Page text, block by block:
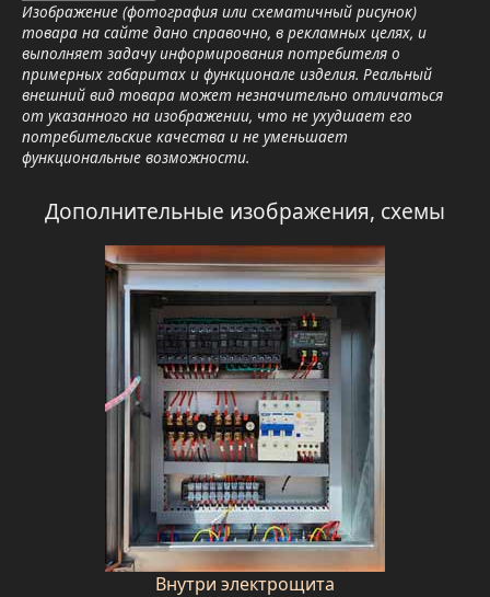
Изображение (фотография или схематичный рисунок)
товара на сайте дано справочно, в рекламных целях, и
выполняет задачу информирования потребителя о
примерных габаритах и функционале изделия. Реальный
внешний вид товара может незначительно отличаться
от указанного на изображении, что не ухудшает его
потребительские качества и не уменьшает
функциональные возможности.
Дополнительные изображения, схемы
Внутри электрощита